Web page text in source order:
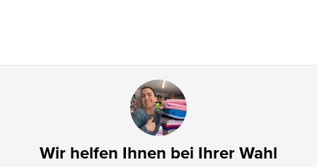
Wir helfen Ihnen bei Ihrer Wahl